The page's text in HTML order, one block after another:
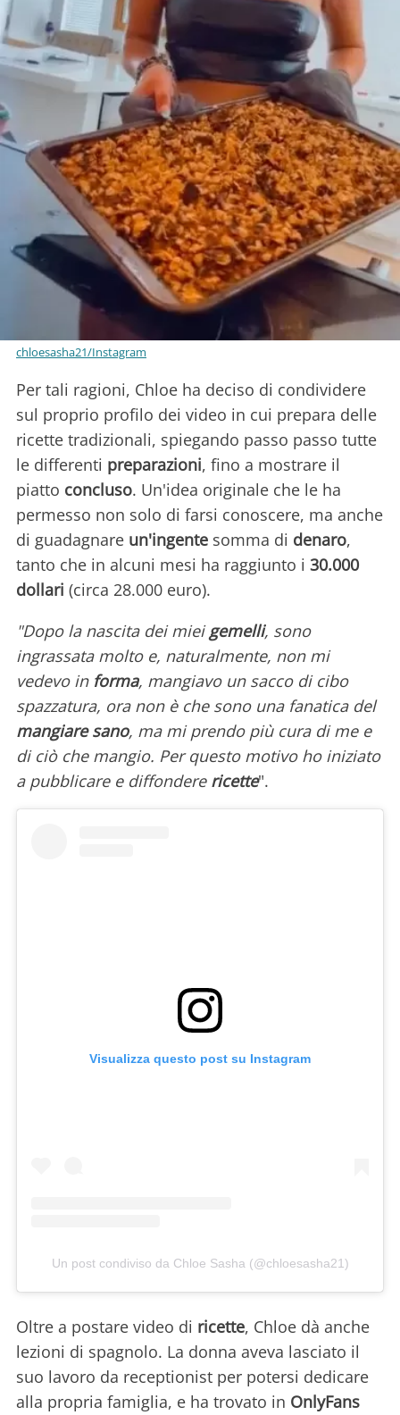
chloesasha21/Instagram
Per tali ragioni, Chloe ha deciso di condividere
sul proprio profilo dei video in cui prepara delle
ricette tradizionali, spiegando passo passo tutte
le differenti preparazioni, fino a mostrare il
piatto concluso. Un'idea originale che le ha
permesso non solo di farsi conoscere, ma anche
di guadagnare un'ingente somma di denaro,
tanto che in alcuni mesi ha raggiunto i 30.000
dollari (circa 28.000 euro).
"Dopo la nascita dei mieigemelli, sono
ingrassata molto e, naturalmente, non mi
vedevo in forma, mangiavo un sacco di cibo
spazzatura, ora non è che sono una fanatica del
mangiare sano, ma mi prendo più cura di me e
di ciò che mangio. Per questo motivo ho iniziato
a pubblicare e diffondere ricette".
Visualizza questo post su Instagram
Un post condiviso da Chloe Sasha (@chloesasha21)
Oltre a postare video di ricette, Chloe dà anche
lezioni di spagnolo. La donna aveva lasciato il
suo lavoro da receptionist per potersi dedicare
alla propria famiglia, e ha trovato in OnlyFans